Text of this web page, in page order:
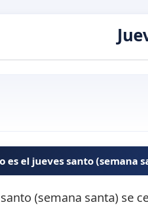
es el jueves santo (semana
(semana santa) se